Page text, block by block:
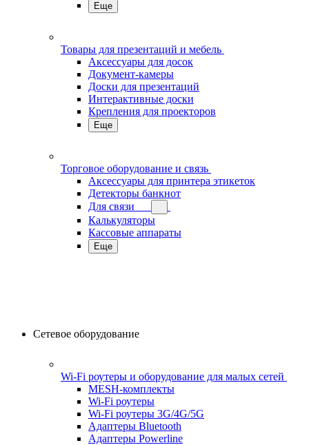
Еще
Товары для презентаций и мебель
Аксессуары для досок
Документ-камеры
Доски для презентаций
Интерактивные доски
Крепления для проекторов
Еще
Торговое оборудование и связь
Аксессуары для принтера этикеток
Детекторы банкнот
Для связи
Калькуляторы
Кассовые аппараты
Еще
Сетевое оборудование
Wi-Fi роутеры и оборудование для малых сетей
MESH-комплекты
Wi-Fi роутеры
Wi-Fi роутеры 3G/4G/5G
Адаптеры Bluetooth
Адаптеры Powerline